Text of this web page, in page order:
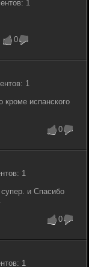
1
0
1
кроме испанского
0
1
и Спасибо
0
1